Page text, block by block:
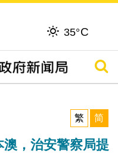
35°C
搜寻
繁
简
澳，治安警察局提